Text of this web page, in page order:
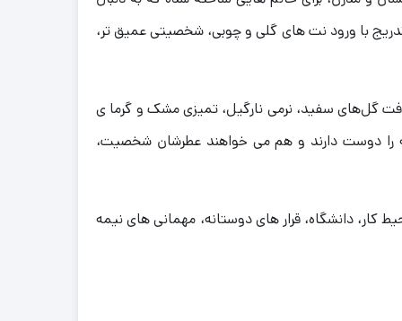
با ورود نت‌ های گلی و چوبی، شخصیتی عمیق‌ تر،
گل‌های سفید، نرمی نارگیل، تمیزی مشک و گرما ی
را دوست دارند و هم می‌ خواهند عطرشان شخصیت،
کار، دانشگاه، قرار های دوستانه، مهمانی‌ های نیمه‌